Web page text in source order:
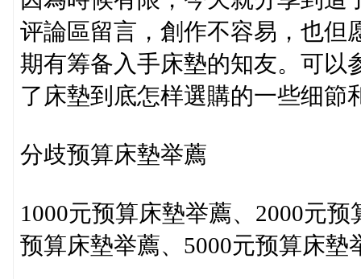
评論區留言，創作不容易，也但
期有筹备入手床墊的知友。可以
了床墊到底怎样選購的一些细節
分歧预算床墊举薦
1000元预算床墊举薦、2000元
预算床墊举薦、5000元预算床